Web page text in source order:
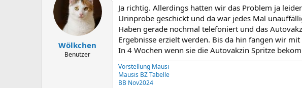
Wölkchen
Benutzer
Ja richtig. Allerdings hatten wir das Problem ja
Urinprobe geschickt und da war jedes Mal
Haben gerade nochmal telefoniert und das
Ergebnisse erzielt werden. Bis da hin fangen wir
In 4 Wochen wenn sie die Autovakzin Spritze
Vorstellung Mausi
Mausis BZ Tabelle
BB Nov2024